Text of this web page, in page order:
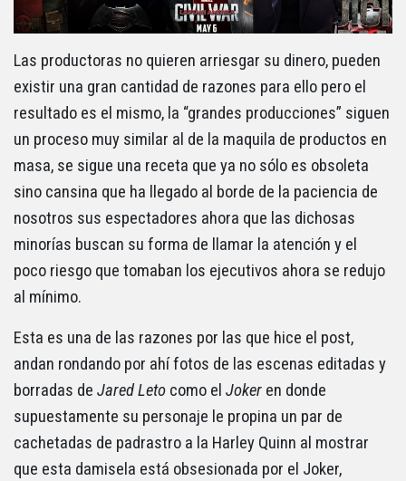
Las productoras no quieren arriesgar su dinero, pueden
existir una gran cantidad de razones para ello pero el
resultado es el mismo, la “grandes producciones” siguen
un proceso muy similar al de la maquila de productos en
masa, se sigue una receta que ya no sólo es obsoleta
sino cansina que ha llegado al borde de la paciencia de
nosotros sus espectadores ahora que las dichosas
minorías buscan su forma de llamar la atención y el
poco riesgo que tomaban los ejecutivos ahora se redujo
al mínimo.
Esta es una de las razones por las que hice el post,
andan rondando por ahí fotos de las escenas editadas y
borradas de Jared Leto como el Joker en donde
supuestamente su personaje le propina un par de
cachetadas de padrastro a la Harley Quinn al mostrar
que esta damisela está obsesionada por el Joker,